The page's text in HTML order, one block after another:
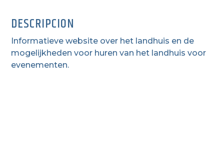
DESCRIPCION
Informatieve website over het landhuis en de
mogelijkheden voor huren van het landhuis voor
evenementen.